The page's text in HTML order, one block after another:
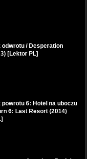
odwrotu / Desperation
[Lektor PL]
powrotu 6: Hotel na uboczu
6: Last Resort (2014)